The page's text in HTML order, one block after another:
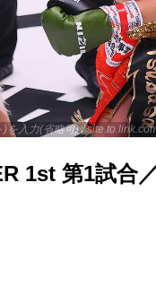
を入力(省略可) /
1st 第1試合